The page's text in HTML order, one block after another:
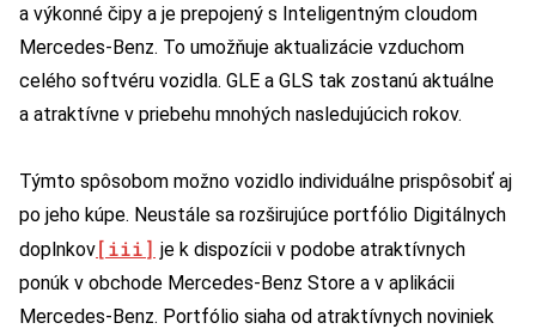
a výkonné čipy a je prepojený s Inteligentným cloudom
Mercedes-Benz. To umožňuje aktualizácie vzduchom
celého softvéru vozidla. GLE a GLS tak zostanú aktuálne
a atraktívne v priebehu mnohých nasledujúcich rokov.
Týmto spôsobom možno vozidlo individuálne prispôsobiť aj
po jeho kúpe. Neustále sa rozširujúce portfólio Digitálnych
doplnkov[iii] je k dispozícii v podobe atraktívnych
ponúk v obchode Mercedes‑Benz Store a v aplikácii
Mercedes-Benz. Portfólio siaha od atraktívnych noviniek